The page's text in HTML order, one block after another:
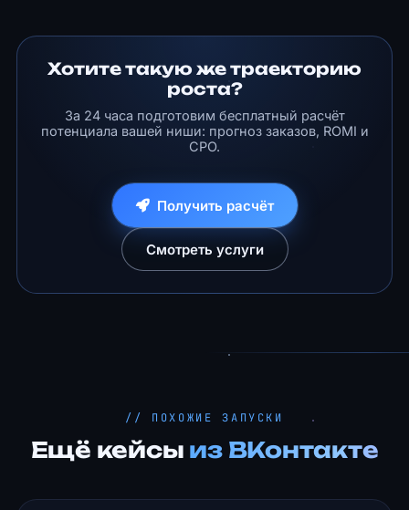
Хотите такую же траекторию
роста?
За 24 часа подготовим бесплатный расчёт
потенциала вашей ниши: прогноз заказов, ROMI и
CPO.
Получить расчёт
Смотреть услуги
// ПОХОЖИЕ ЗАПУСКИ
Ещё кейсы из ВКонтакте